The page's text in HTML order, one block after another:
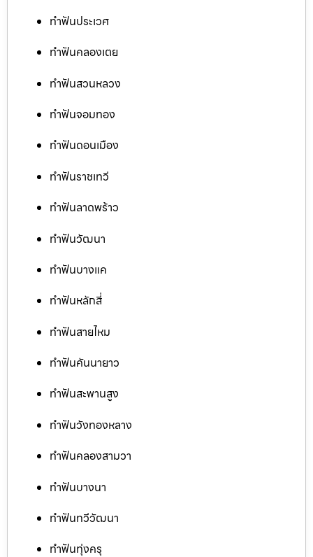
ทำฟันประเวศ
ทำฟันคลองเตย
ทำฟันสวนหลวง
ทำฟันจอมทอง
ทำฟันดอนเมือง
ทำฟันราชเทวี
ทำฟันลาดพร้าว
ทำฟันวัฒนา
ทำฟันบางแค
ทำฟันหลักสี่
ทำฟันสายไหม
ทำฟันคันนายาว
ทำฟันสะพานสูง
ทำฟันวังทองหลาง
ทำฟันคลองสามวา
ทำฟันบางนา
ทำฟันทวีวัฒนา
ทำฟันทุ่งครุ